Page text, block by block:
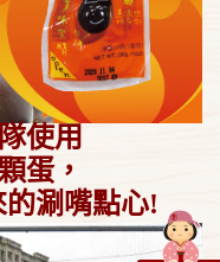
使用
蛋，
涮嘴點心!